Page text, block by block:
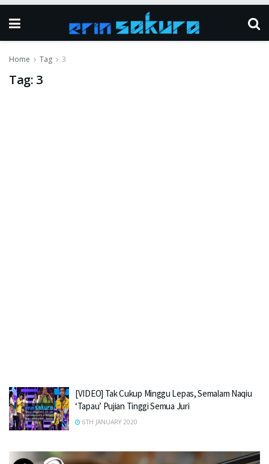
Home Tag 3
Tag: 3
[VIDEO] Tak Cukup Minggu Lepas, Semalam Naqiu
‘Tapau’ Pujian Tinggi Semua Juri
6TH JANUARY 2020